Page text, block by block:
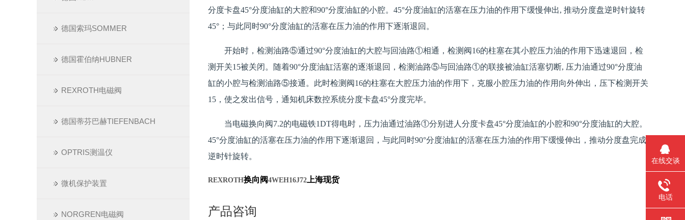
德国索玛SOMMER
德国霍伯纳HUBNER
REXROTH电磁阀
德国蒂芬巴赫TIEFENBACH
OPTRIS测温仪
微机保护装置
NORGREN电磁阀
分度卡盘45°分度油缸的大腔和90°分度油缸的小腔。45°分度油缸的活塞在压力油的作用下缓慢伸出, 推动分度盘逆时针旋转
45°；与此同时90°分度油缸的活塞在压力油的作用下逐渐退回。
开始时，检测油路⑤通过90°分度油缸的大腔与回油路①相通，检测阀16的柱塞在其小腔压力油的作用下迅速退回，检
测开关15被关闭。随着90°分度油缸活塞的逐渐退回，检测油路⑤与回油路①的联接被油缸活塞切断, 压力油通过90°分度油
缸的小腔与检测油路⑤接通。此时检测阀16的柱塞在大腔压力油的作用下，克服小腔压力油的作用向外伸出，压下检测开关
15，使之发出信号，通知机床数控系统分度卡盘45°分度完毕。
当电磁换向阀7.2的电磁铁1DT得电时，压力油通过油路①分别进人分度卡盘45°分度油缸的小腔和90°分度油缸的大腔。
45°分度油缸的活塞在压力油的作用下逐渐退回，与此同时90°分度油缸的活塞在压力油的作用下缓慢伸出，推动分度盘完成
逆时针旋转。
REXROTH换向阀4WEH16J72 上海现货
产品咨询
在线交谈
电话